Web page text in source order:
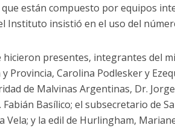
están compuesto por equipos
Instituto insistió en el uso del
hicieron presentes, integrantes del
Provincia, Carolina Podlesker y
de Malvinas Argentinas, Dr.
Basílico; el subsecretario de
Vela; y la edil de Hurlingham,